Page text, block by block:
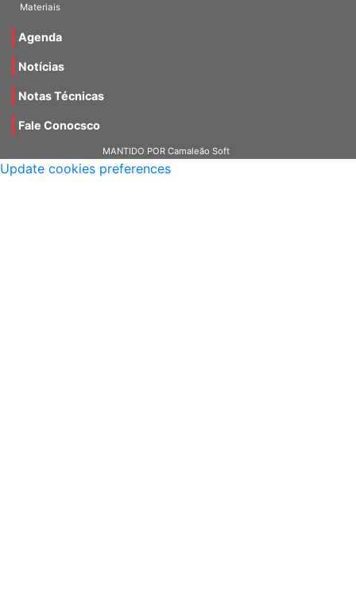
Materiais
Agenda
Notícias
Notas Técnicas
Fale Conocsco
MANTIDO POR Camaleão Soft
Update cookies preferences